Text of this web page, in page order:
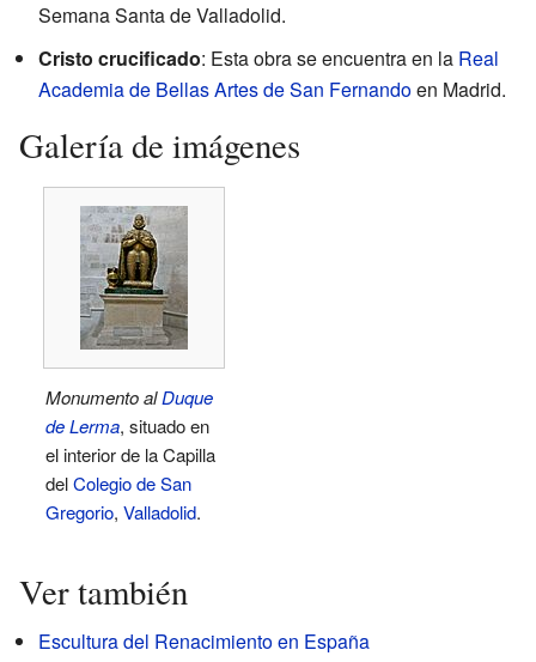
Semana Santa de Valladolid.
Cristo crucificado: Esta obra se encuentra en la Real
Academia de Bellas Artes de San Fernandoen Madrid.
Galería de imágenes
Monumento alDuque
de Lerma, situado en
el interior de la Capilla
delColegio de San
Gregorio, Valladolid.
Ver también
Escultura del Renacimiento en España